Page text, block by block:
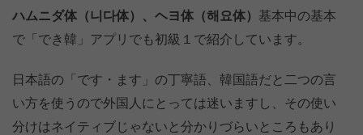
ハムニダ体（니다体）、ヘヨ体（해요体） 基本中の基本
で「でき韓」アプリでも初級１で紹介しています。
日本語の「です・ます」の丁寧語、韓国語だと二つの言
い方を使うので外国人にとっては迷いますし、その使い
分けはネイティブじゃないと分かりづらいところもあり